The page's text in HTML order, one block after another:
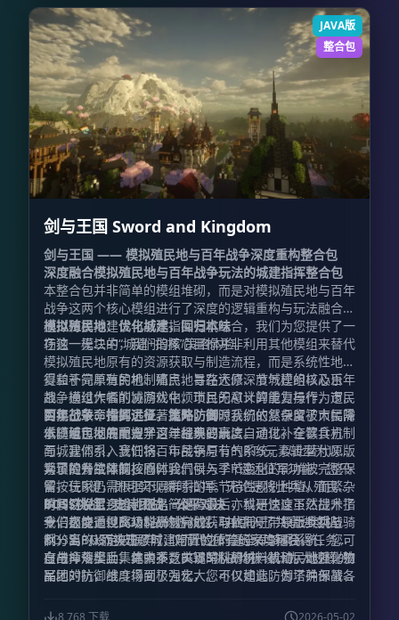
的堆砌，而是追求有机的融合。所有移植回归的经典名刀
与新增的冒险模组紧密交织，共同编织出一条全新的、充
满探索乐趣的锻刀晋升路线。
这里的生物不再
是任人宰割的靶子。我们全面重写了怪物的AI逻辑与防御
机制，它们将告别昔日的笨拙，并被赋予了对非拔刀剑伤
害高达60%的强力减免。此外，随机生成的词条系统将让
你的敌人更加棘手（或许你曾听闻过传说中“五星僵尸上
校”的威名？）。而那些经过全方位魔改升级的Boss，将
成为你剑道之路上真正的磨刀石。生活美学:
战斗并非生
活的全部。除了热血沸腾的厮杀，本作还精心挑选了丰富
的建筑材料、精致家具以及琳琅满目的美食模组。当你因
意小屋中烹茶煮酒，享受片刻的宁静与闲适。
为了让冒险者不再迷茫，整合包内置了详尽的任务引导系
统。然而，鉴于拔刀剑模组与任务书系统（FTBQ）之间
存在兼容性壁垒，部分关于拔刀剑的任务将采用“君子协
议”模式——通过手动确认来记录你的传奇足迹。锻造革
新:我们不仅关注战斗，同样关注体验的流畅性。本作特
别加入了快捷锻刀功能，告别繁琐的重复操作，投入多少
材料即可一次性完成对应数量的锻造，让神兵利器的诞生
成为一种享受。
JAVA版
整合包
剑与王国 Sword and Kingdom
剑与王国 —— 模拟殖民地与百年战争深度重构整合包
深度融合模拟殖民地与百年战争玩法的城建指挥整合包
本整合包并非简单的模组堆砌，而是对模拟殖民地与百年
战争这两个核心模组进行了深度的逻辑重构与玩法融合。
通过将模拟建设与战术指挥有机结合，我们为您提供了一
场独一无二的“城建+指挥”策略体验。
模拟殖民地：优化城建，回归本味
在这一模块中，我们的核心目标并非利用其他模组来替代
模拟殖民地原有的资源获取与制造流程，而是系统性地修
复和补完原有的机制痛点，旨在还原深度城建的核心乐
趣。通过大幅削减游戏中烦琐且无意义的重复操作，市民
的执行效率得到了显著提升，同时我们依然保留了市民需
求随城市发展而提升这一经典要素。
得益于简单殖民地、殖民地寻路大修、节气模组以及百年
战争模组作者的协同优化，市民的AI计算能力与行为逻辑
实现了革命性的进步。此外，资源系统的复杂度被大幅降
低，殖民地的配方学习过程现已高度自动化。在饮食方
面，我们引入烹饪锅、市民锅与节气系统，以此替代原版
繁琐的餐饮限制；同时，气候与季节变化的影响被完整保
留，玩家仍需根据不同群系的季节特性规划种植，而繁杂
的餐饮设置逻辑也随之简化。最后，科研速度虽然提升了
十倍之快，但高级科研材料的获取依托于带领士兵挑战
BOSS，从而实现了城建与冒险体验的深度耦合。
百年战争：指挥远征，策略防御
本模组包彻底重塑了百年战争的玩法。通过补全募兵机制
与城建体系，我们将百年战争原有的RTS元素转型为以带
兵冒险为主体的核心体验。
为了提升战斗操控感，我们引入了R键远征军功能：您只
需按住R键，即可实现瞬时指挥。无论是将士兵从殖民地
瞬间召唤至身边，还是一键遣返，亦或是快速下达战术指
令，都能通过此功能高效完成。与此同时，原版步兵与骑
兵分离的设定被摒弃，取而代之的是全军骑乘系统，您可
自由命令士兵集体骑乘，实现军队的统一机动。此外，殖
民地的防御维度得到了强化，您可以建造防御塔并部署各
全感。
BOSS挑战：史诗团战，公平对决
我们极度重视BOSS战的游戏性，并引入了共享进度机
制：当BOSS被击败时，附近的所有玩家均可获得任务进
度与掉落奖励，其中不乏关键的科研材料或殖民地强化物
品。
在战斗规模上，绝大多数BOSS挑战均被设计为大规模的
军团对抗，战斗场面极为宏大。不仅如此，为了确保战斗
处理，极大削弱甚至移除了诸如吸血、高额回血、伤害免
8,768 下载 2026-05-02